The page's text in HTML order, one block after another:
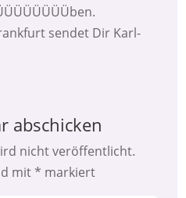
sendet Dir Karl-
abschicken
nicht veröffentlicht.
mit* markiert